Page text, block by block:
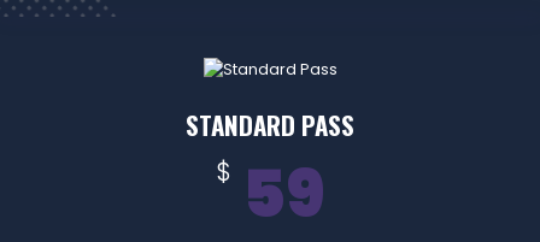
STANDARD PASS
$ 59